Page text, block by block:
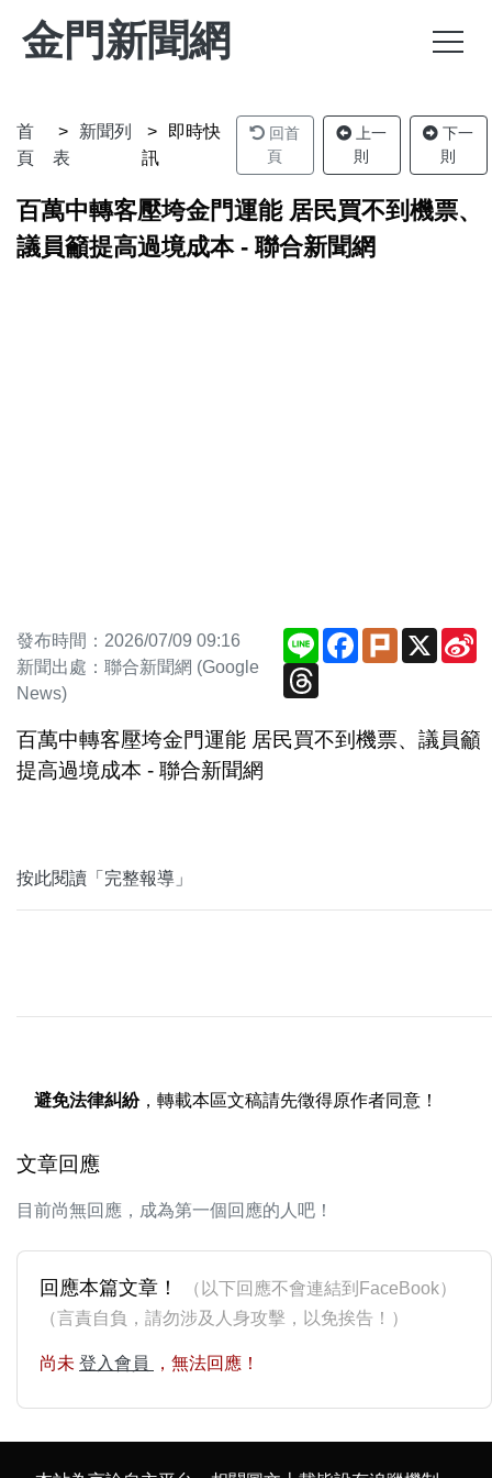
金門新聞網
首
頁
新聞列
表
即時快
訊
回首
頁
上一
則
下一
則
百萬中轉客壓垮金門運能 居民買不到機票、
議員籲提高過境成本 - 聯合新聞網
發布時間：2026/07/09 09:16
新聞出處：聯合新聞網 (Google
News)
Line Facebook
PlurkX
Threads
百萬中轉客壓垮金門運能 居民買不到機票、議員籲
提高過境成本 - 聯合新聞網
按此閱讀「完整報導」
避免法律糾紛，轉載本區文稿請先徵得原作者同意！
文章回應
目前尚無回應，成為第一個回應的人吧！
回應本篇文章！
（以下回應不會連結到FaceBook）
（言責自負，請勿涉及人身攻擊，以免挨告！）
尚未 登入會員 ，無法回應！